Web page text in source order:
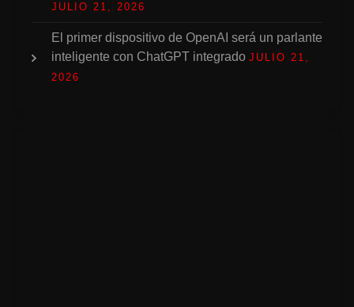
JULIO 21, 2026
El primer dispositivo de OpenAI será un parlante
inteligente con ChatGPT integrado JULIO 21,
2026